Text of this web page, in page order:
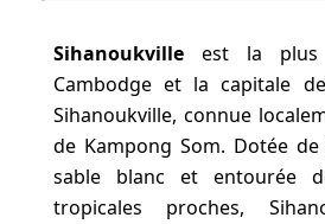
Sihanoukville est la plus
Cambodge et la capitale
Sihanoukville, connue
de Kampong Som. Dotée
sable blanc et entourée
tropicales proches,